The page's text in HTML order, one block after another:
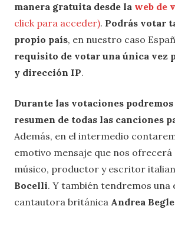
manera gratuita desde la web de
click para acceder). Podrás votar
propio país, en nuestro caso
requisito de votar una única vez
y dirección IP.
Durante las votaciones
resumen de todas las canciones
Además, en el intermedio
emotivo mensaje que nos ofrecerá
músico, productor y escritor
Bocelli. Y también tendremos una
cantautora británica Andrea